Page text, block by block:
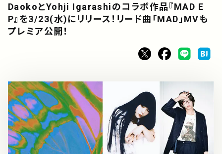
事業内容
管理楽曲
アーティスト
プレイリスト
DaokoとYohji Igarashiのコラボ作品『MAD E
P』を3/23(水)にリリース！リード曲「MAD」MVも
プレミア公開！